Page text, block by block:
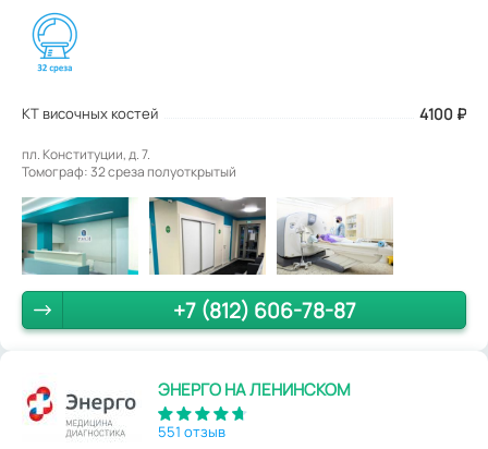
КТ височных костей 4100 ₽
пл. Конституции, д. 7.
Томограф: 32 среза полуоткрытый
+7 (812) 606-78-87
ЭНЕРГО НА ЛЕНИНСКОМ
551 отзыв